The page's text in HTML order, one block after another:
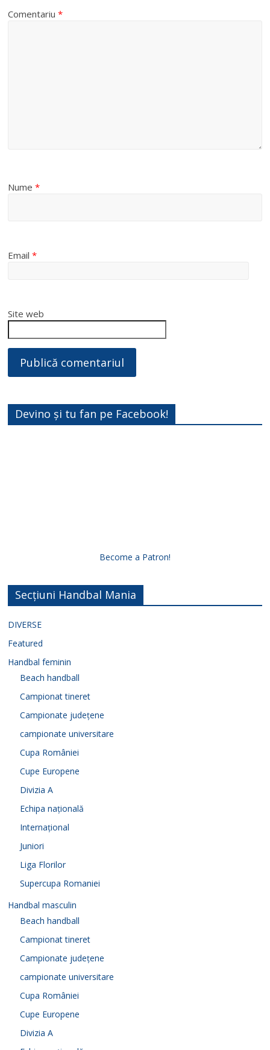
Comentariu*
Nume*
Email*
Site web
Devino și tu fan pe Facebook!
Become a Patron!
Secțiuni Handbal Mania
DIVERSE
Featured
Handbal feminin
Beach handball
Campionat tineret
Campionate județene
campionate universitare
Cupa României
Cupe Europene
Divizia A
Echipa națională
Internațional
Juniori
Liga Florilor
Supercupa Romaniei
Handbal masculin
Beach handball
Campionat tineret
Campionate județene
campionate universitare
Cupa României
Cupe Europene
Divizia A